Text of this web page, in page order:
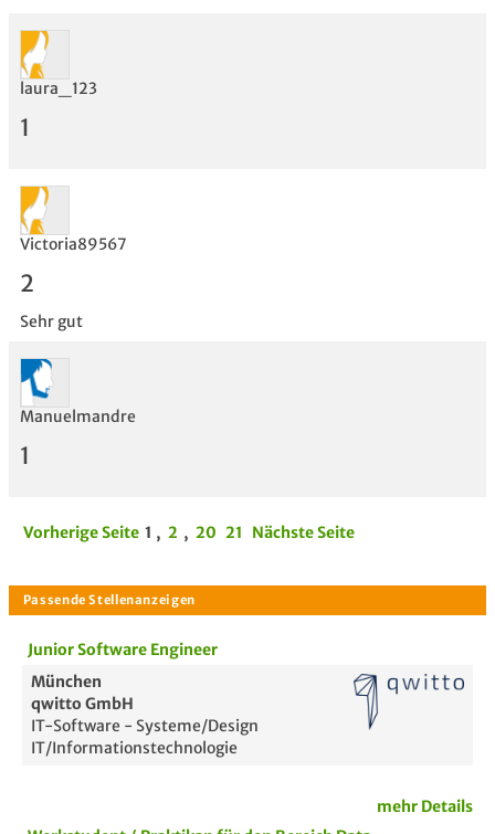
laura_123
1
Victoria89567
2
Sehr gut
Manuelmandre
1
Vorherige Seite 1 , 2 , 20 21 Nächste Seite
Junior Software Engineer
München
qwitto GmbH
IT-Software - Systeme/Design
IT/Informationstechnologie
mehr Details